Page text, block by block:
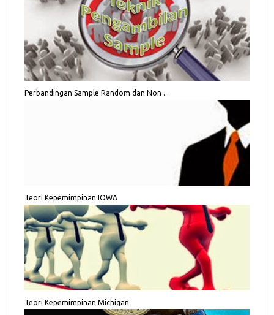
Perbandingan Sample Random dan Non ...
Teori Kepemimpinan IOWA
Teori Kepemimpinan Michigan